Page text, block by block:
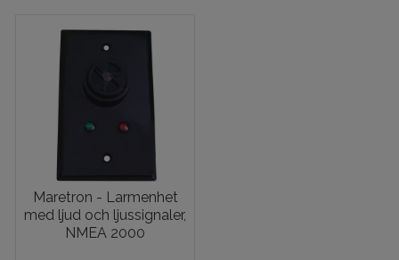
Maretron - Larmenhet
med ljud och ljussignaler,
NMEA 2000